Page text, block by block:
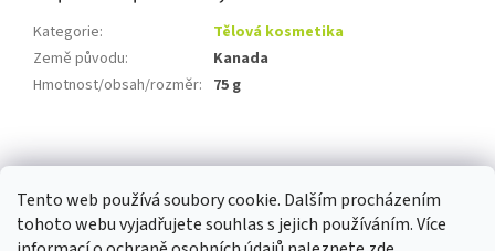
Tento web používá soubory cookie. Dalším procházením
tohoto webu vyjadřujete souhlas s jejich používáním. Více
Kategorie:
Tělová kosmetika
Země původu:
Kanada
Hmotnost/obsah/rozměr: 75 g
á